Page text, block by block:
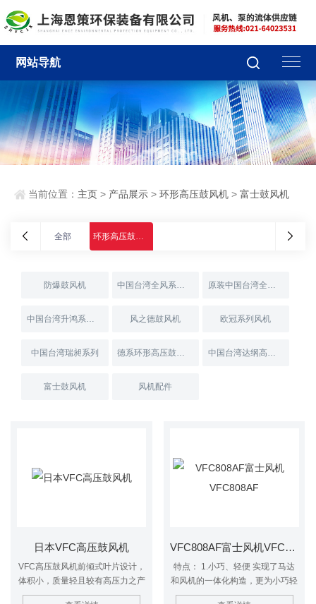
网站导航
当前位置： 主页 > 产品展示 >环形高压鼓风机 >富士鼓风机
全部 环形高压鼓风机
防爆鼓风机 中国台湾全风系列风机 原装中国台湾全风系列风机
中国台湾升鸿系列风机 风之德鼓风机 欧冠系列风机
中国台湾瑞昶系列 德系环形高压鼓风机 中国台湾达纲高压鼓风机
富士鼓风机 风机配件
日本VFC高压鼓风机
VFC高压鼓风机前倾式叶片设计，
体积小，质量轻且较有高压力之产
生。 2.低噪音：新设计，能消除切
VFC808AF富士风机VFC808AF
特点： 1.小巧、轻便 实现了马达
和风机的一体化构造，更为小巧轻
便。 2.低噪音 *的内设消音器装置